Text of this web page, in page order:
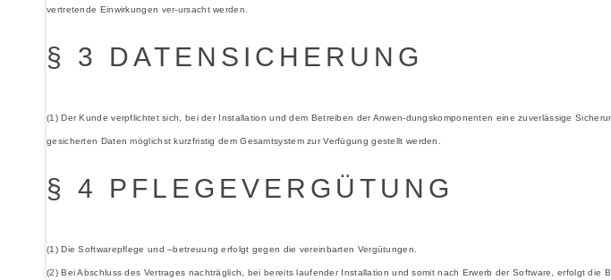
vertretende Einwirkungen ver-ursacht werden.
§ 3 DATENSICHERUNG
(1) Der Kunde verpflichtet sich, bei der Installation und dem Betreiben der Anwen-dungskomponenten eine zuverlässige
gesicherten Daten möglichst kurzfristig dem Gesamtsystem zur Verfügung gestellt werden.
§ 4 PFLEGEVERGÜTUNG
(1) Die Softwarepflege und –betreuung erfolgt gegen die vereinbarten Vergütungen.
(2) Bei Abschluss des Vertrages nachträglich, bei bereits laufender Installation und somit nach Erwerb der Software, erfolgt